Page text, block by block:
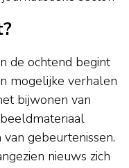
de ochtend begint
mogelijke verhalen
bijwonen van
gebeurtenissen.
nieuws zich